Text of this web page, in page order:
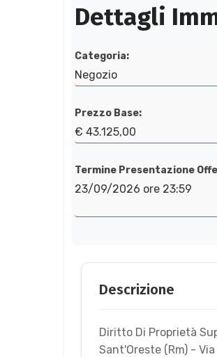
Dettagli
Categoria:
Negozio
Prezzo Base:
€ 43.125,00
Termine Presentazione
23/09/2026 ore 23:59
Descrizione
Diritto Di Proprietà
Sant'Oreste (Rm) -